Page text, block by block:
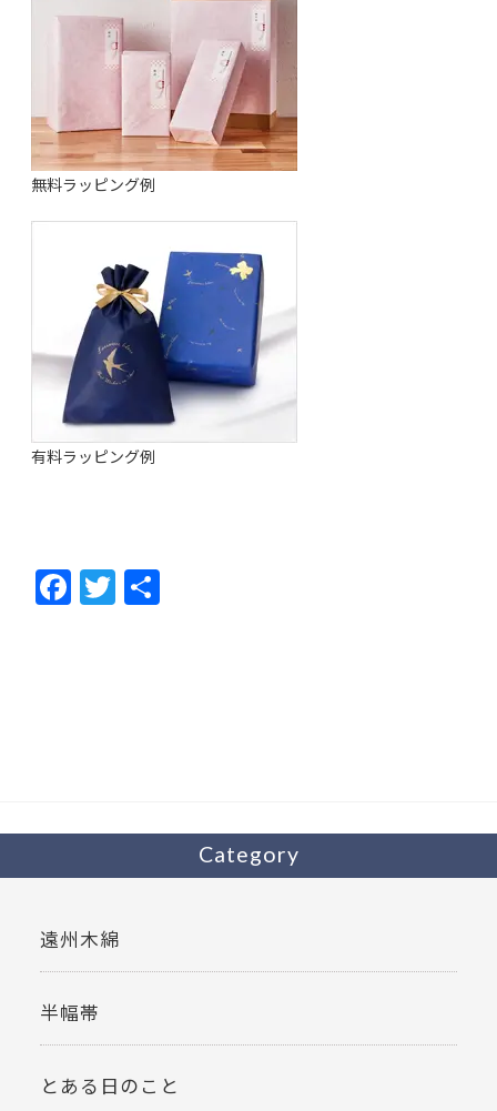
無料ラッピング例
有料ラッピング例
F
ac
T
w
Category
遠州木綿
半幅帯
とある日のこと